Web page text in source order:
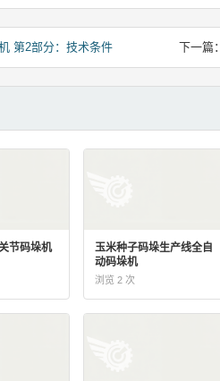
第2部分：技术条件 下一篇：
节码垛机
玉米种子码垛生产线全自
动码垛机
浏览 2 次